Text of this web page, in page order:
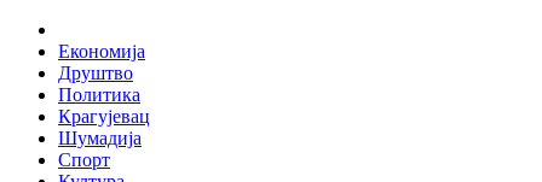
Skip
content
Економија
Друштво
Политика
Крагујевац
Шумадија
Спорт